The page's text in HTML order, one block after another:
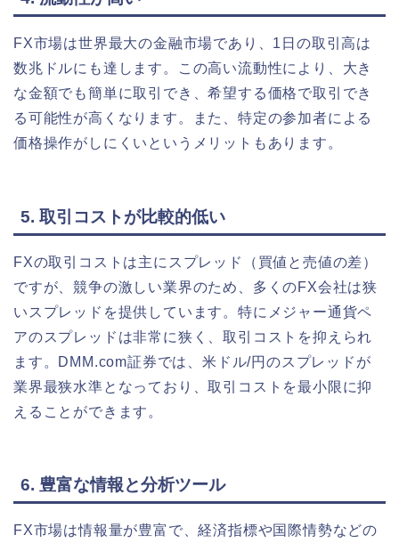
FX市場は世界最大の金融市場であり、1日の取引高は
数兆ドルにも達します。この高い流動性により、大き
な金額でも簡単に取引でき、希望する価格で取引でき
る可能性が高くなります。また、特定の参加者による
価格操作がしにくいというメリットもあります。
5. 取引コストが比較的低い
FXの取引コストは主にスプレッド（買値と売値の差）
ですが、競争の激しい業界のため、多くのFX会社は狭
いスプレッドを提供しています。特にメジャー通貨ペ
アのスプレッドは非常に狭く、取引コストを抑えられ
ます。DMM.com証券では、米ドル/円のスプレッドが
業界最狭水準となっており、取引コストを最小限に抑
えることができます。
6. 豊富な情報と分析ツール
FX市場は情報量が豊富で、経済指標や国際情勢などの